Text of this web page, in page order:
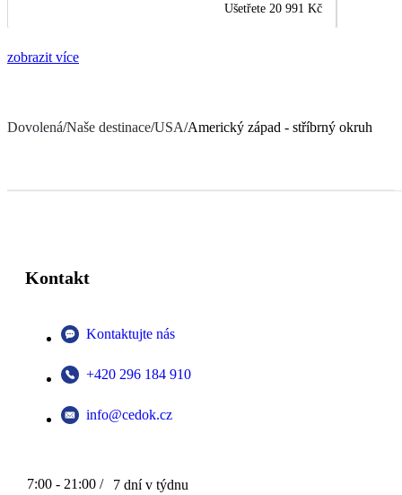
Ušetřete 20 991 Kč
zobrazit více
Dovolená/Naše destinace/USA/Americký západ - stříbrný okruh
Kontakt
Kontaktujte nás
+420 296 184 910
info@cedok.cz
7:00 - 21:00 / 7 dní v týdnu